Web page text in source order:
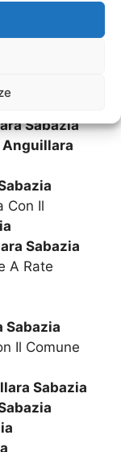
Sabazia
Anguillara
Con Il
Sabazia
A Rate
Sabazia
Il Comune
Sabazia